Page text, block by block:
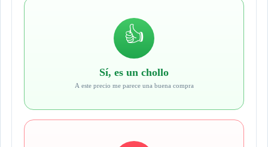
👍
Sí, es un chollo
A este precio me parece una buena compra